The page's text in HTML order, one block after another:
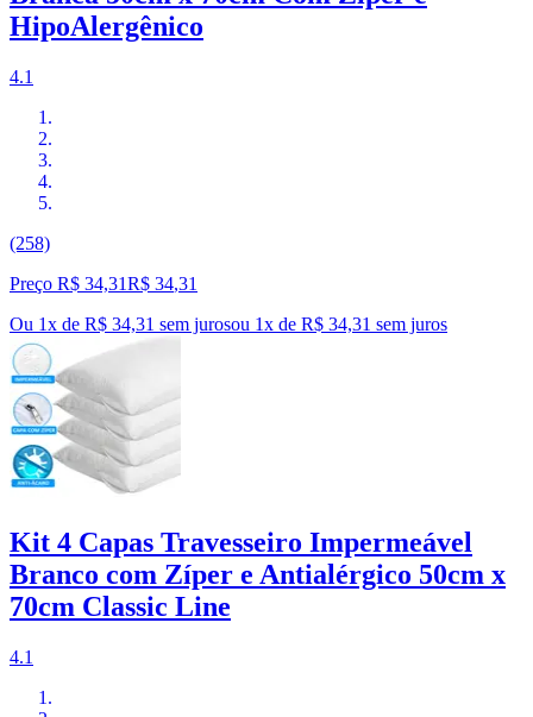
HipoAlergênico
4.1
(258)
Preço R$ 34,31R$ 34,31
Ou 1x de R$ 34,31 sem jurosou 1x de R$ 34,31 sem juros
Kit 4 Capas Travesseiro Impermeável
Branco com Zíper e Antialérgico 50cm x
70cm Classic Line
4.1